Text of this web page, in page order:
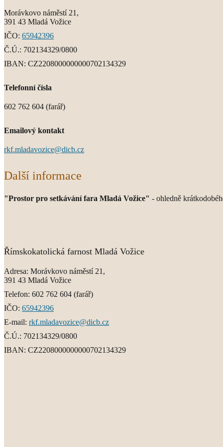
Morávkovo náměstí 21,
391 43 Mladá Vožice
IČO: 65942396
Č.Ú.: 702134329/0800
IBAN: CZ2208000000000702134329
Telefonní čísla
602 762 604 (farář)
Emailový kontakt
rkf.mladavozice@dicb.cz
Další informace
"Prostor pro setkávání fara Mladá Vožice" - ohledně
Římskokatolická farnost Mladá Vožice
Adresa: Morávkovo náměstí 21,
391 43 Mladá Vožice
Telefon: 602 762 604 (farář)
IČO: 65942396
E-mail: rkf.mladavozice@dicb.cz
Č.Ú.: 702134329/0800
IBAN: CZ2208000000000702134329